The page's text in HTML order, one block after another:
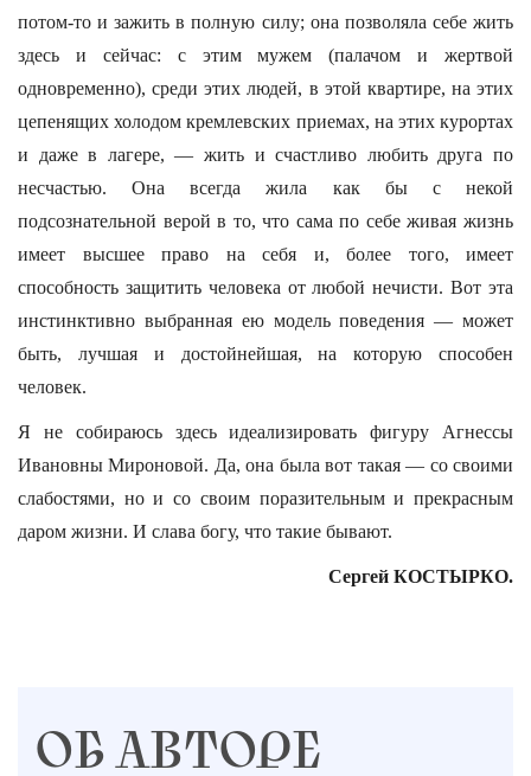
потом-то и зажить в полную силу; она позволяла себе жить
здесь и сейчас: с этим мужем (палачом и жертвой
одновременно), среди этих людей, в этой квартире, на этих
цепенящих холодом кремлевских приемах, на этих курортах
и даже в лагере, — жить и счастливо любить друга по
несчастью. Она всегда жила как бы с некой
подсознательной верой в то, что сама по себе живая жизнь
имеет высшее право на себя и, более того, имеет
способность защитить человека от любой нечисти. Вот эта
инстинктивно выбранная ею модель поведения — может
быть, лучшая и достойнейшая, на которую способен
человек.
Я не собираюсь здесь идеализировать фигуру Агнессы
Ивановны Мироновой. Да, она была вот такая — со своими
слабостями, но и со своим поразительным и прекрасным
даром жизни. И слава богу, что такие бывают.
Сергей КОСТЫРКО.
ОБ АВТОРЕ